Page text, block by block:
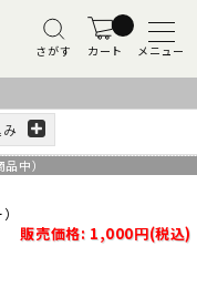
さがす カート メニュー
品中）
販売価格: 1,000円(税込)